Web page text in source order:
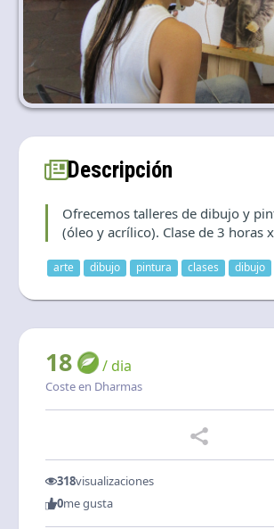
Language and currency
|USD
Descripción
Ofrecemos talleres de dibujo y
(óleo y acrílico). Clase de 3 horas
arte dibujo pintura clases dibujo
18 / dia
Coste en Dharmas
318visualizaciones
0me gusta